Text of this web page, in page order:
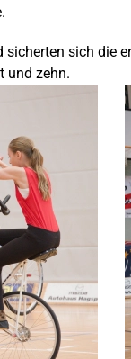
sich die
und zehn.